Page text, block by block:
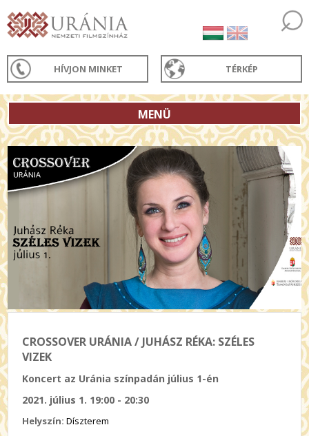
HÍVJON MINKET TÉRKÉP
MENÜ
CROSSOVER URÁNIA / JUHÁSZ RÉKA: SZÉLES
VIZEK
Koncert az Uránia színpadán július 1-én
2021. július 1. 19:00 - 20:30
Helyszín:Díszterem